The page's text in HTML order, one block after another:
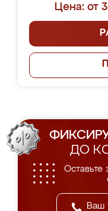
Цена: от
ДО
Оставьте